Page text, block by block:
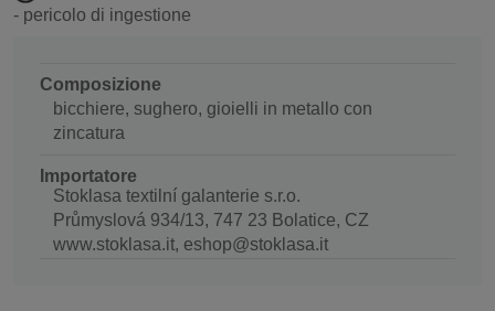
- pericolo di ingestione
Composizione
bicchiere, sughero, gioielli in metallo con
zincatura
Importatore
Stoklasa textilní galanterie s.r.o.
Průmyslová 934/13, 747 23 Bolatice, CZ
www.stoklasa.it, eshop@stoklasa.it